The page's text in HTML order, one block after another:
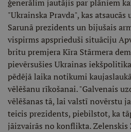
ģenerālim jautājis par plāniem
"Ukrainska Pravda", kas
Sarunā prezidents un bijušais
vispirms apsprieduši situāciju
britu premjera Kīra Stārmera
pievērsušies Ukrainas
pēdējā laika notikumi
vēlēšanu rīkošanai. "Galvenais
vēlēšanas tā, lai valstī novērstu
teicis prezidents, piebilstot, ka
jāizvairās no konflikta.